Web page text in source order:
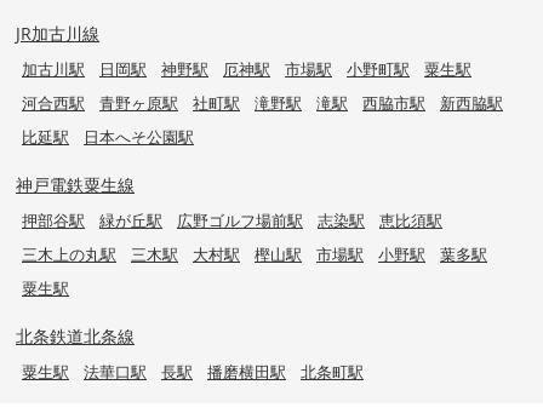
JR加古川線
加古川駅 日岡駅 神野駅 厄神駅 市場駅 小野町駅
粟生駅
河合西駅
青野ヶ原駅 社町駅 滝野駅 滝駅 西脇市駅
新西脇駅
比延駅
日本へそ公園駅
神戸電鉄粟生線
押部谷駅 緑が丘駅 広野ゴルフ場前駅 志染駅
恵比須駅
三木上の丸駅
三木駅 大村駅 樫山駅 市場駅 小野駅
葉多駅
粟生駅
北条鉄道北条線
粟生駅 法華口駅 長駅 播磨横田駅 北条町駅